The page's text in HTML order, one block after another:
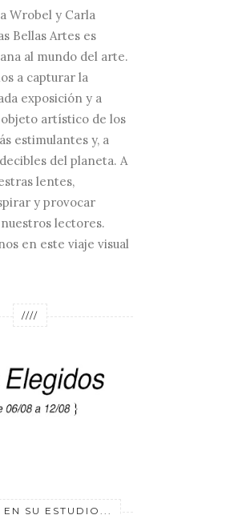
Wrobel y Carla
Bellas Artes es
al mundo del arte.
a capturar la
exposición y a
artístico de los
estimulantes y, a
del planeta. A
lentes,
y provocar
lectores.
en este viaje visual
////
EN SU ESTUDIO...